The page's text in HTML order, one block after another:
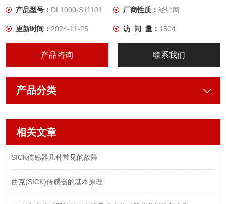
产品型号： DL1000-S11101 厂商性质： 经销商
更新时间：2024-11-25 访 问 量： 1504
产品咨询 联系我们
产品分类
相关文章
SICK传感器几种常见的故障
西克(SICK)传感器的基本原理